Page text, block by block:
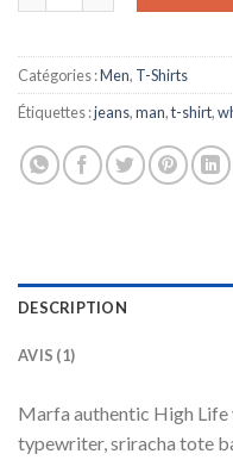
Catégories :Men, T-Shirts
Étiquettes :jeans,man,t-shirt,
DESCRIPTION
AVIS (1)
Marfa authentic High
typewriter, sriracha tote